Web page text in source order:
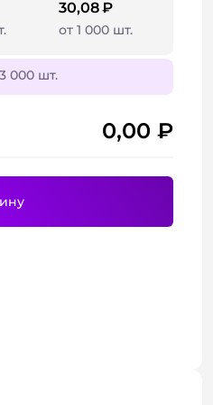
30,08 ₽
от 1 000 шт.
3 000 шт.
0,00 ₽